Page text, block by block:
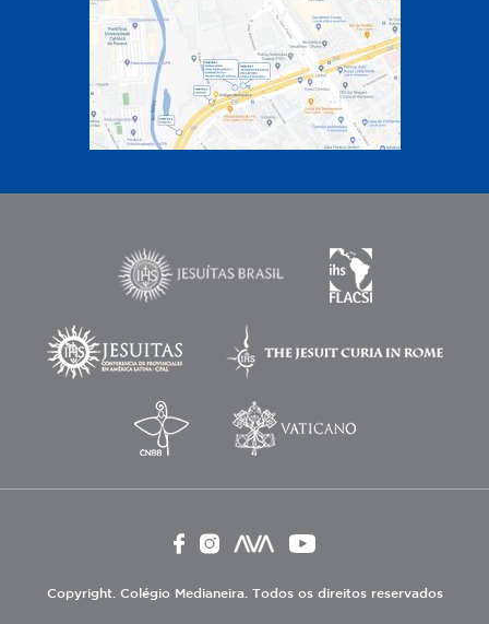
Copyright. Colégio Medianeira. Todos os direitos reservados